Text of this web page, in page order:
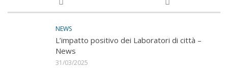
NEWS
L’impatto positivo dei Laboratori di città –
News
31/03/2025